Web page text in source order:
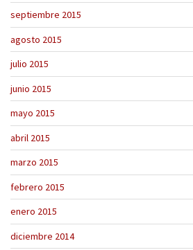
septiembre 2015
agosto 2015
julio 2015
junio 2015
mayo 2015
abril 2015
marzo 2015
febrero 2015
enero 2015
diciembre 2014